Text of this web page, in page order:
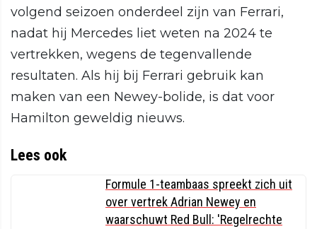
volgend seizoen onderdeel zijn van Ferrari,
nadat hij Mercedes liet weten na 2024 te
vertrekken, wegens de tegenvallende
resultaten. Als hij bij Ferrari gebruik kan
maken van een Newey-bolide, is dat voor
Hamilton geweldig nieuws.
Lees ook
Formule 1-teambaas spreekt zich uit
over vertrek Adrian Newey en
waarschuwt Red Bull: 'Regelrechte